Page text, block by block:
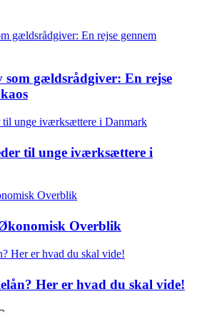
som gældsrådgiver: En rejse
til unge iværksættere i
Overblik
Her er hvad du skal vide!